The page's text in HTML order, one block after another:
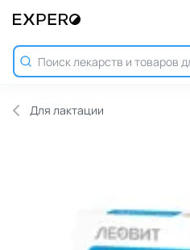
Для лактации